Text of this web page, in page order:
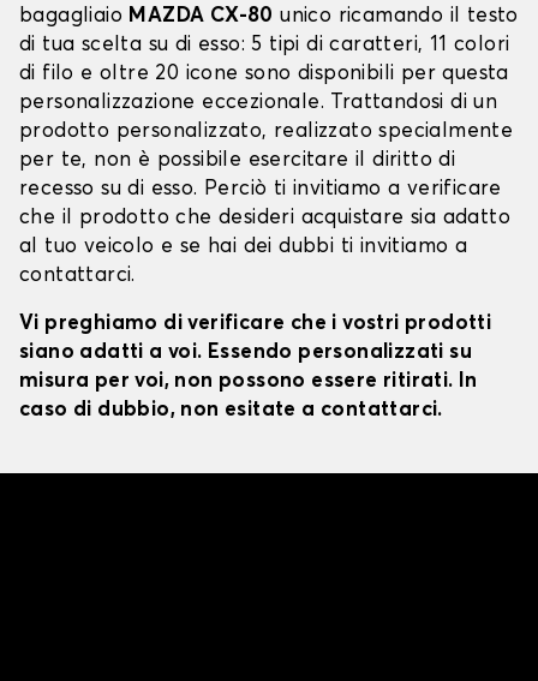
bagagliaio MAZDA CX-80 unico ricamando il testo
di tua scelta su di esso: 5 tipi di caratteri, 11 colori
di filo e oltre 20 icone sono disponibili per questa
personalizzazione eccezionale. Trattandosi di un
prodotto personalizzato, realizzato specialmente
per te, non è possibile esercitare il diritto di
recesso su di esso. Perciò ti invitiamo a verificare
che il prodotto che desideri acquistare sia adatto
al tuo veicolo e se hai dei dubbi ti invitiamo a
contattarci.
Vi preghiamo di verificare che i vostri prodotti
siano adatti a voi. Essendo personalizzati su
misura per voi, non possono essere ritirati. In
caso di dubbio, non esitate a contattarci.